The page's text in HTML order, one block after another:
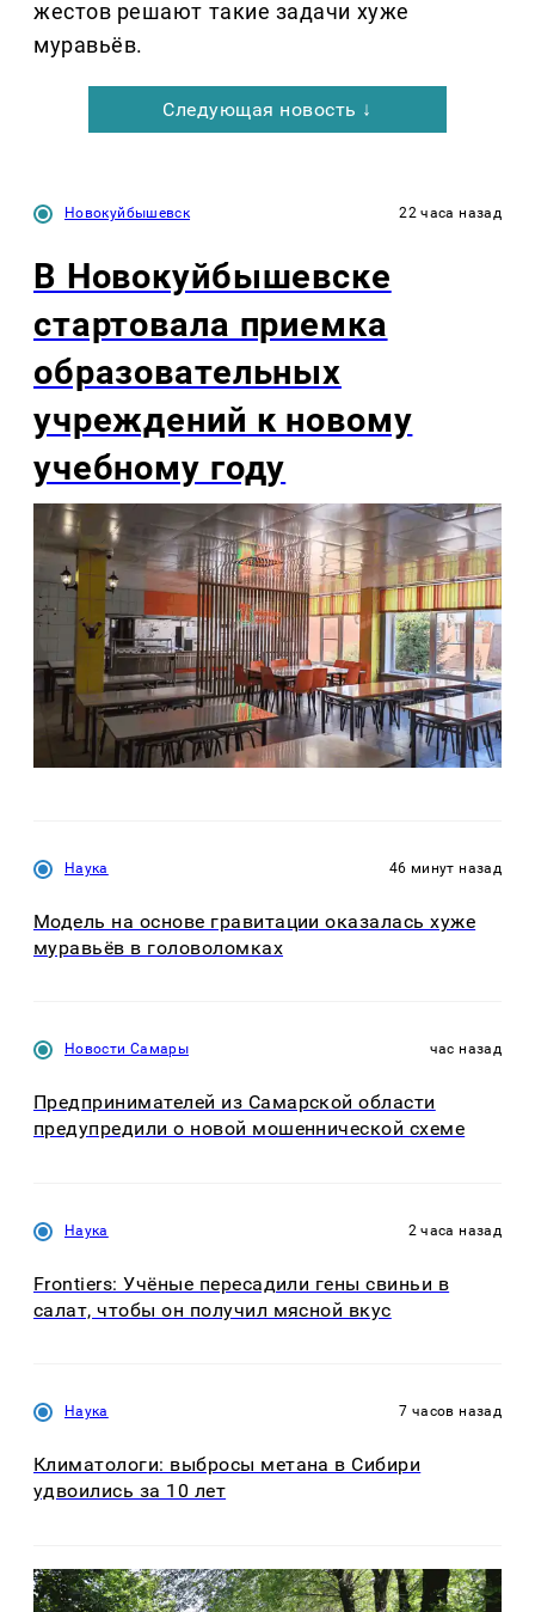
жестов решают такие задачи хуже
муравьёв.
Следующая новость ↓
Новокуйбышевск 22 часа назад
В Новокуйбышевске
стартовала приемка
образовательных
учреждений к новому
учебному году
Наука 46 минут назад
Модель на основе гравитации оказалась хуже
муравьёв в головоломках
Новости Самары час назад
Предпринимателей из Самарской области
предупредили о новой мошеннической схеме
Наука 2 часа назад
Frontiers: Учёные пересадили гены свиньи в
салат, чтобы он получил мясной вкус
Наука 7 часов назад
Климатологи: выбросы метана в Сибири
удвоились за 10 лет